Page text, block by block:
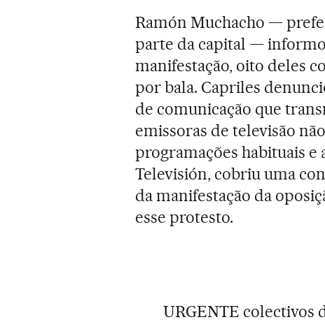
Ramón Muchacho —
parte da capital —
manifestação, oito deles
por bala. Capriles
de comunicação que
emissoras de televisão
programações habituais e
Televisión, cobriu uma
da manifestação da
esse protesto.
URGENTE colectivos